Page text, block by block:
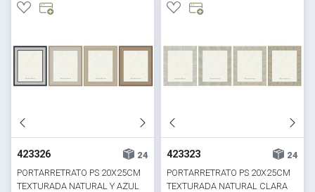
423326
24
PORTARRETRATO PS 20X25CM
TEXTURADA NATURAL Y AZUL
423323
24
PORTARRETRATO PS 20X25CM
TEXTURADA NATURAL CLARA